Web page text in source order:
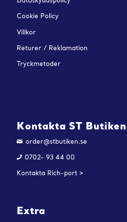
Cookie Policy
Villkor
Returer / Reklamation
Tryckmetoder
Kontakta ST Butiken
order@stbutiken.se
0702- 93 44 00
Kontakta Rich-port >
Extra